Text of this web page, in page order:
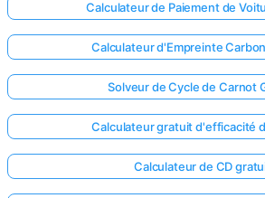
Calculateur de Paiement de
Calculateur d'Empreinte
Solveur de Cycle de Carnot
Calculateur gratuit d'efficacité
Calculateur de CD